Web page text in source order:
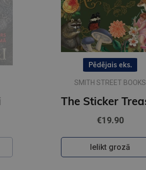
Pēdējais eks.
SMITH STREET BOOKS
€19.90
Ielikt grozā